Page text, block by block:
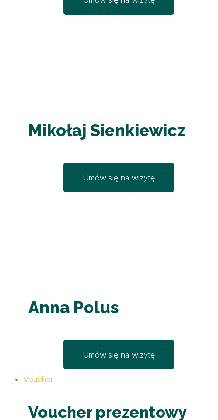
Mikołaj Sienkiewicz
Umów się na wizytę
Anna Polus
Umów się na wizytę
Voucher
Voucher prezentowy